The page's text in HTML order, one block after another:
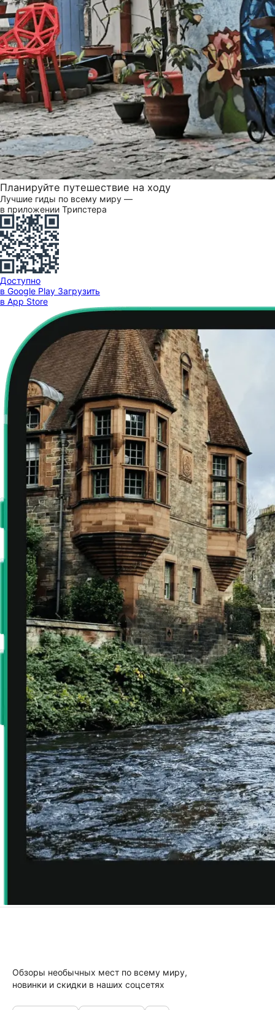
Планируйте путешествие на ходу
Лучшие гиды по всему миру —
в приложении Трипстера
Доступно
в Google Play Загрузить
в App Store
Обзоры необычных мест по всему миру,
новинки и скидки в наших соцсетях